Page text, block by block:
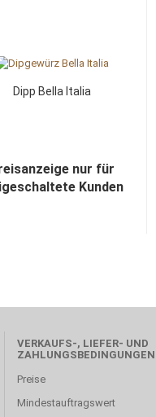
Dipp Bella Italia
nur für
Kunden
VERKAUFS-, LIEFER- UND
ZAHLUNGSBEDINGUNGEN
Preise
Mindestauftragswert